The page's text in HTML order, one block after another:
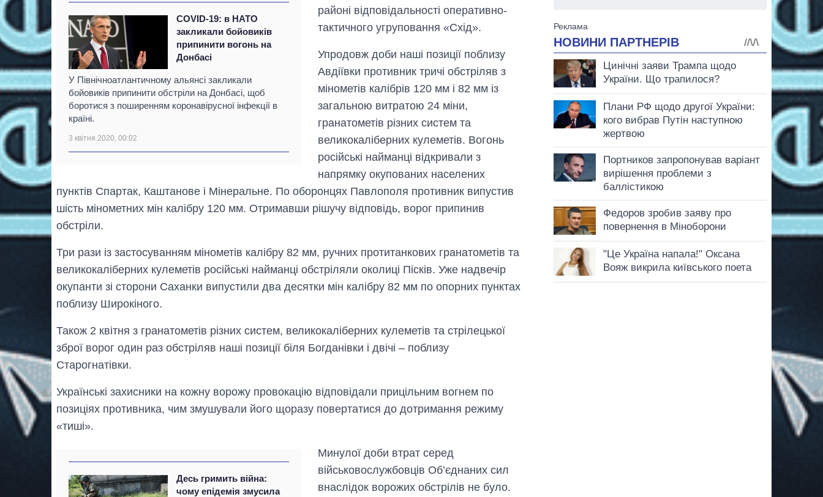
COVID-19: в НАТО
закликали бойовиків
припинити вогонь на
Донбасі
У Північноатлантичному альянсі закликали
бойовиків припинити обстріли на Донбасі, щоб
боротися з поширенням коронавірусної інфекції в
країні.
3 квітня 2020, 00:02
районі відповідальності оперативно-
тактичного угруповання «Схід».
Упродовж доби наші позиції поблизу
Авдіївки противник тричі обстріляв з
мінометів калібрів 120 мм і 82 мм із
загальною витратою 24 міни,
гранатометів різних систем та
великокаліберних кулеметів. Вогонь
російські найманці відкривали з
напрямку окупованих населених
пунктів Спартак, Каштанове і Мінеральне. По оборонцях Павлополя противник випустив
шість мінометних мін калібру 120 мм. Отримавши рішучу відповідь, ворог припинив
обстріли.
Три рази із застосуванням мінометів калібру 82 мм, ручних протитанкових гранатометів та
великокаліберних кулеметів російські найманці обстріляли околиці Пісків. Уже надвечір
окупанти зі сторони Саханки випустили два десятки мін калібру 82 мм по опорних пунктах
поблизу Широкіного.
Також 2 квітня з гранатометів різних систем, великокаліберних кулеметів та стрілецької
зброї ворог один раз обстріляв наші позиції біля Богданівки і двічі – поблизу
Старогнатівки.
Українські захисники на кожну ворожу провокацію відповідали прицільним вогнем по
позиціях противника, чим змушували його щоразу повертатися до дотримання режиму
«тиші».
Десь гримить війна:
чому епідемія змусила
Минулої доби втрат серед
військовослужбовців Об’єднаних сил
внаслідок ворожих обстрілів не було.